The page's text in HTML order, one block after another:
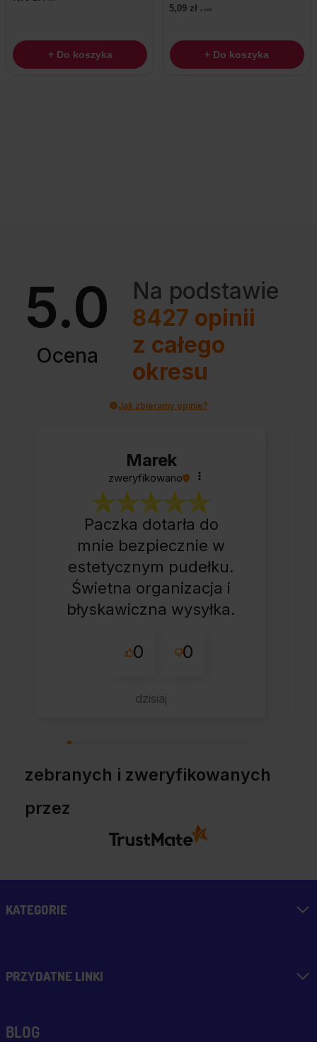
+ Do koszyka
5,09 zł z VAT
+ Do koszyka
5.0
Ocena
Na podstawie
8427 opinii
z całego
okresu
Jak zbieramy opinie?
Marek
zweryfikowano
Paczka dotarła do
mnie bezpiecznie w
estetycznym pudełku.
Świetna organizacja i
błyskawiczna wysyłka.
sklepu nie pierwszy
wszystko perfekt.
0 0
dzisiaj
zebranych i zweryfikowanych
przez
KATEGORIE
PRZYDATNE LINKI
BLOG